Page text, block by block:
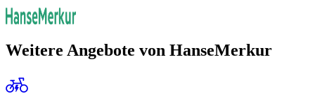
Weitere Angebote von HanseMerkur